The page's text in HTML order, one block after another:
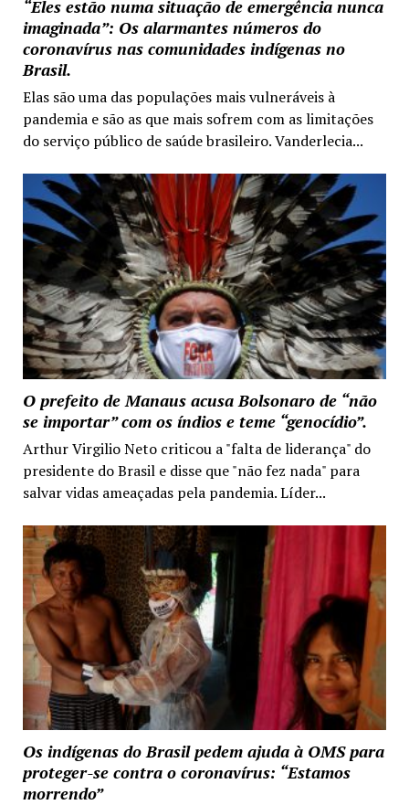
“Eles estão numa situação de emergência nunca
imaginada”: Os alarmantes números do
coronavírus nas comunidades indígenas no
Brasil.
Elas são uma das populações mais vulneráveis à
pandemia e são as que mais sofrem com as limitações
do serviço público de saúde brasileiro. Vanderlecia...
O prefeito de Manaus acusa Bolsonaro de “não
se importar” com os índios e teme “genocídio”.
Arthur Virgilio Neto criticou a "falta de liderança" do
presidente do Brasil e disse que "não fez nada" para
salvar vidas ameaçadas pela pandemia. Líder...
Os indígenas do Brasil pedem ajuda à OMS para
proteger-se contra o coronavírus: “Estamos
morrendo”